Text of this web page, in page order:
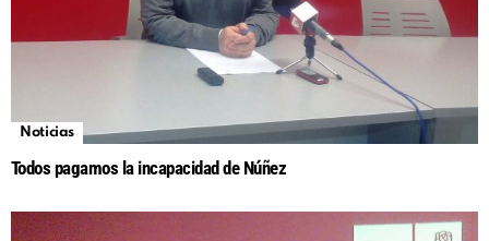
Noticias
Todos pagamos la incapacidad de Núñez